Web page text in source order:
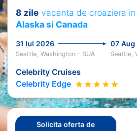
8 zile vacanta de croaziera in
Alaska si Canada
31 Iul 2026 07
Seattle, Washington - SUA Seattle,
Celebrity Cruises
Celebrity Edge
Solicita oferta de